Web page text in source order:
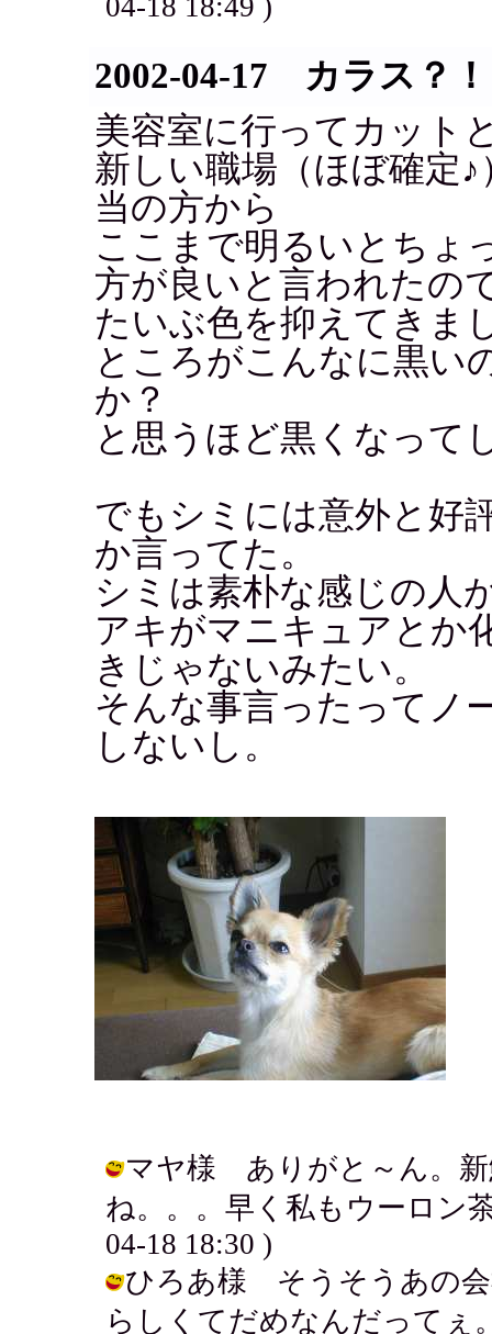
2002-04-17 カラス？！
美容室に行ってカット
新しい職場（ほぼ確定
当の方から
ここまで明るいとちょ
方が良いと言われたの
たいぶ色を抑えてきま
ところがこんなに黒い
か？
と思うほど黒くなって
でもシミには意外と好
か言ってた。
シミは素朴な感じの人
アキがマニキュアとか
きじゃないみたい。
そんな事言ったってノ
しないし。
マヤ様 ありがと～ん。新
ね。。。早く私もウーロン
04-18 18:30 )
ひろあ様 そうそうあの会
らしくてだめなんだってぇ